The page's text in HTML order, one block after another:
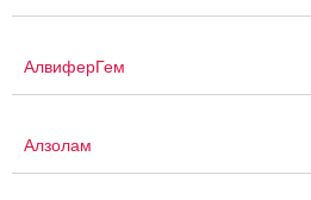
АлвиферГем
Алзолам